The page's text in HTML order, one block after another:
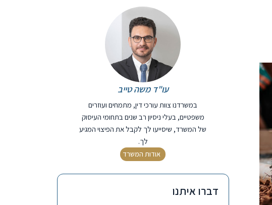
עו"ד משה טייב
במשרדנו צוות עורכי דין, מתמחים ועוזרים
משפטיים, בעלי ניסיון רב שנים בתחומי העיסוק
של המשרד, שיסייעו לך לקבל את הפיצוי המגיע
לך.
אודות המשרד
דברו איתנו